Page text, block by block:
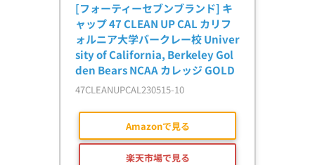
[フォーティーセブンブランド] キ
ャップ 47 CLEAN UP CAL カリフ
ォルニア大学バークレー校 Univer
sity of California, Berkeley Gol
den Bears NCAA カレッジ GOLD
47CLEANUPCAL230515-10
Amazonで見る
楽天市場で見る